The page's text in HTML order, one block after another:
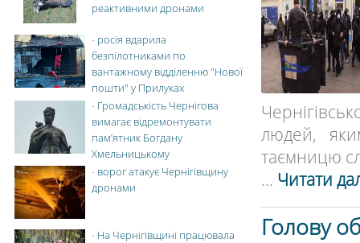
людей,
таємницю
... Читати
Голову
реактивними дронами
- росія вдарила
безпілотниками по
вантажному відділенню "Нової
пошти" у Прилуках
- Громадськість Чернігова
вимагає відремонтувати
пам’ятник Богдану
Хмельницькому
- ворог атакує Чернігівщину
дронами
- На Чернігівщині працювала